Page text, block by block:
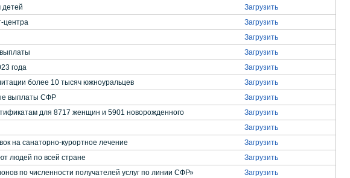
детей Загрузить
центра Загрузить
Загрузить
Загрузить
года Загрузить
более 10 тысяч южноуральцев Загрузить
выплаты СФР Загрузить
для 8717 женщин и 5901 новорожденного Загрузить
Загрузить
на санаторно-курортное лечение Загрузить
людей по всей стране Загрузить
по численности получателей услуг по линии СФР» Загрузить